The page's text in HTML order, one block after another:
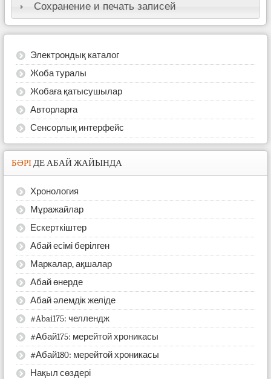
Сохранение и печать записей
Электрондық каталог
Жоба туралы
Жобаға қатысушылар
Авторларға
Сенсорлық интерфейс
БӘРІДЕ АБАЙ ЖАЙЫНДА
Хронология
Мұражайлар
Ескерткіштер
Абай есімі берілген
Маркалар, ақшалар
Абай өнерде
Абай әлемдік желіде
#Abai175: челлендж
#Абай175: мерейтой хроникасы
#Абай180: мерейтой хроникасы
Нақыл сөздері